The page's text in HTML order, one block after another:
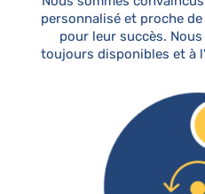
personnalisé et proche
pour leur succès.
toujours disponibles et à